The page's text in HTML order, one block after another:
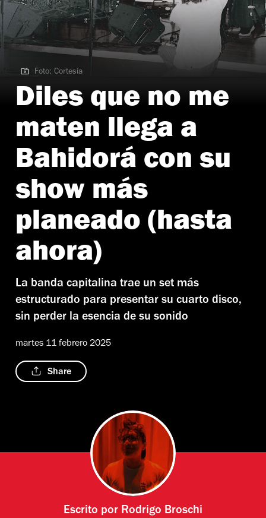
Foto: Cortesía
Foto: Cortesía
Diles que no me
maten llega a
Bahidorá con su
show más
planeado (hasta
ahora)
La banda capitalina trae un set más
estructurado para presentar su cuarto disco,
sin perder la esencia de su sonido
martes 11 febrero 2025
Share
Escrito por Rodrigo Broschi